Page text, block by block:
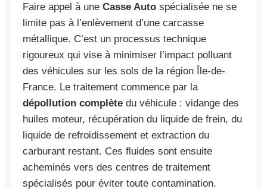
Faire appel à une Casse Auto spécialisée ne se
limite pas à l’enlèvement d’une carcasse
métallique. C’est un processus technique
rigoureux qui vise à minimiser l’impact polluant
des véhicules sur les sols de la région Île-de-
France. Le traitement commence par la
dépollution complète du véhicule : vidange des
huiles moteur, récupération du liquide de frein, du
liquide de refroidissement et extraction du
carburant restant. Ces fluides sont ensuite
acheminés vers des centres de traitement
spécialisés pour éviter toute contamination.